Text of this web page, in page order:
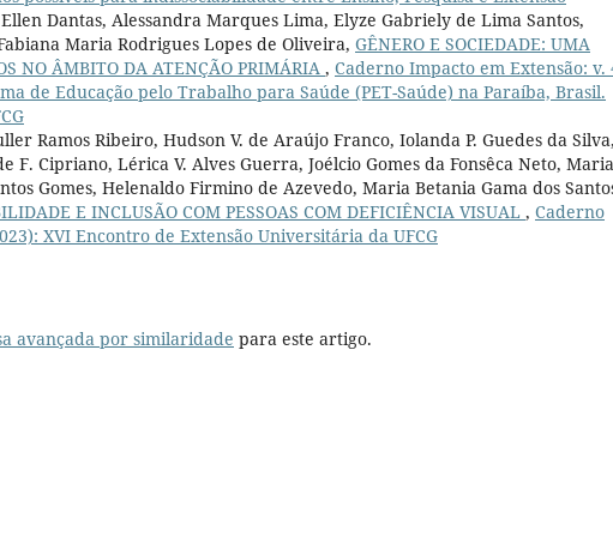
Dantas, Alessandra Marques Lima, Elyze Gabriely de Lima Santos,
Maria Rodrigues Lopes de Oliveira, GÊNERO E SOCIEDADE: UMA
NO ÂMBITO DA ATENÇÃO PRIMÁRIA , Caderno Impacto em Extensão: v.
de Educação pelo Trabalho para Saúde (PET-Saúde) na Paraíba, Brasil.
Ramos Ribeiro, Hudson V. de Araújo Franco, Iolanda P. Guedes da Silva,
F. Cipriano, Lérica V. Alves Guerra, Joélcio Gomes da Fonsêca Neto, Maria
Gomes, Helenaldo Firmino de Azevedo, Maria Betania Gama dos
E INCLUSÃO COM PESSOAS COM DEFICIÊNCIA VISUAL , Caderno
XVI Encontro de Extensão Universitária da UFCG
avançada por similaridade para este artigo.